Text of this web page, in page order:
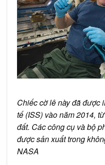
Chiếc cờ lê này đã được
tế (ISS) vào năm 2014,
đất. Các công cụ và bộ
được sản xuất trong
NASA